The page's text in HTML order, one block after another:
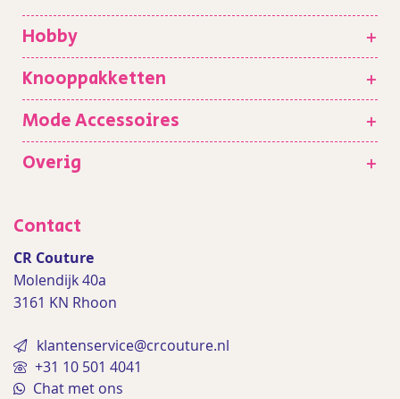
Hobby
+
Knooppakketten
+
Mode Accessoires
+
Overig
+
Contact
CR Couture
Molendijk 40a
3161 KN Rhoon
klantenservice@crcouture.nl
+31 10 501 4041
Chat met ons